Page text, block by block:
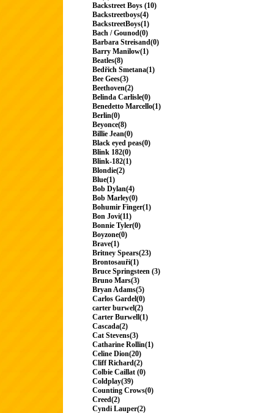
Backstreet Boys (10)
Backstreetboys(4)
BackstreetBoys(1)
Bach / Gounod(0)
Barbara Streisand(0)
Barry Manilow(1)
Beatles(8)
Bedřich Smetana(1)
Bee Gees(3)
Beethoven(2)
Belinda Carlisle(0)
Benedetto Marcello(1)
Berlin(0)
Beyonce(8)
Billie Jean(0)
Black eyed peas(0)
Blink 182(0)
Blink-182(1)
Blondie(2)
Blue(1)
Bob Dylan(4)
Bob Marley(0)
Bohumir Finger(1)
Bon Jovi(11)
Bonnie Tyler(0)
Boyzone(0)
Brave(1)
Britney Spears(23)
Brontosauři(1)
Bruce Springsteen (3)
Bruno Mars(3)
Bryan Adams(5)
Carlos Gardel(0)
carter burwel(2)
Carter Burwell(1)
Cascada(2)
Cat Stevens(3)
Catharine Rollin(1)
Celine Dion(20)
Cliff Richard(2)
Colbie Caillat (0)
Coldplay(39)
Counting Crows(0)
Creed(2)
Cyndi Lauper(2)